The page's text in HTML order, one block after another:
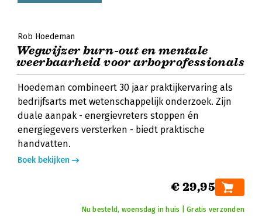
Rob Hoedeman
Wegwijzer burn-out en mentale
weerbaarheid voor arboprofessionals
Hoedeman combineert 30 jaar praktijkervaring als
bedrijfsarts met wetenschappelijk onderzoek. Zijn
duale aanpak - energievreters stoppen én
energiegevers versterken - biedt praktische
handvatten.
Boek bekijken
€ 29,95
Nu besteld, woensdag in huis | Gratis verzonden